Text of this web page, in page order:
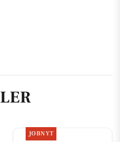
JOBNYT